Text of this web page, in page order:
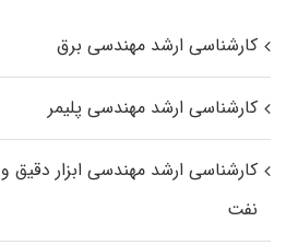
کارشناسی ارشد مهندسی برق
کارشناسی ارشد مهندسی پلیمر
کارشناسی ارشد مهندسی ابزار دقیق
نفت